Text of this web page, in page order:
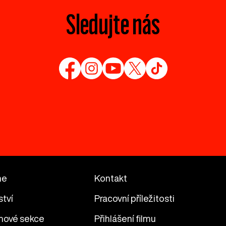
Sledujte nás
Kontakt
Pracovní příležitosti
sekce Přihlášení filmu